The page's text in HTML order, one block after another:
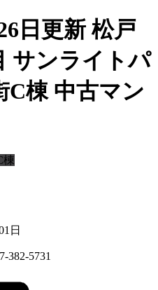
日更新 松戸
サンライトパ
C棟 中古マン
棟
日
382-5731